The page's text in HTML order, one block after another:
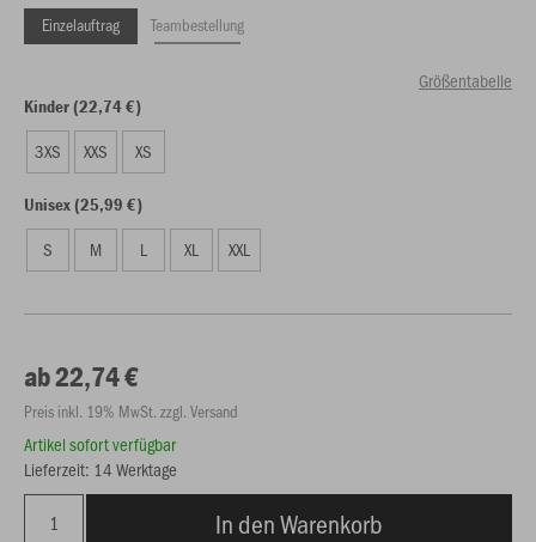
Einzelauftrag Teambestellung
Größentabelle
Kinder (22,74 €)
3XS XXS XS
Unisex (25,99 €)
S M L XL XXL
ab 22,74 €
Preis inkl. 19% MwSt. zzgl. Versand
Artikel sofort verfügbar
Lieferzeit: 14 Werktage
In den Warenkorb